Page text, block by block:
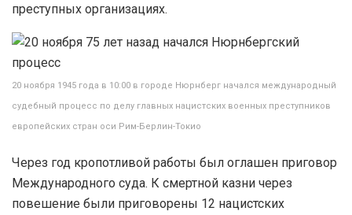
преступных организациях.
20 ноября 1945 года в 10:00 в городе Нюрнберг начался международный
судебный процесс по делу главных нацистских военных преступников
европейских стран оси Рим-Берлин-Токио
Через год кропотливой работы был оглашен приговор
Международного суда. К смертной казни через
повешение были приговорены 12 нацистских